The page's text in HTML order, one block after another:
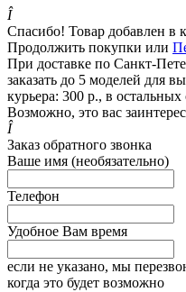
Î
Спасибо! Товар добавлен в
Продолжить покупки или
При доставке по Санкт-
заказать до 5 моделей для
курьера: 300 р., в
Возможно, это вас
Î
Заказ обратного звонка
Ваше имя (необязательно)
Телефон
Удобное Вам время
если не указано, мы
когда это будет возможно